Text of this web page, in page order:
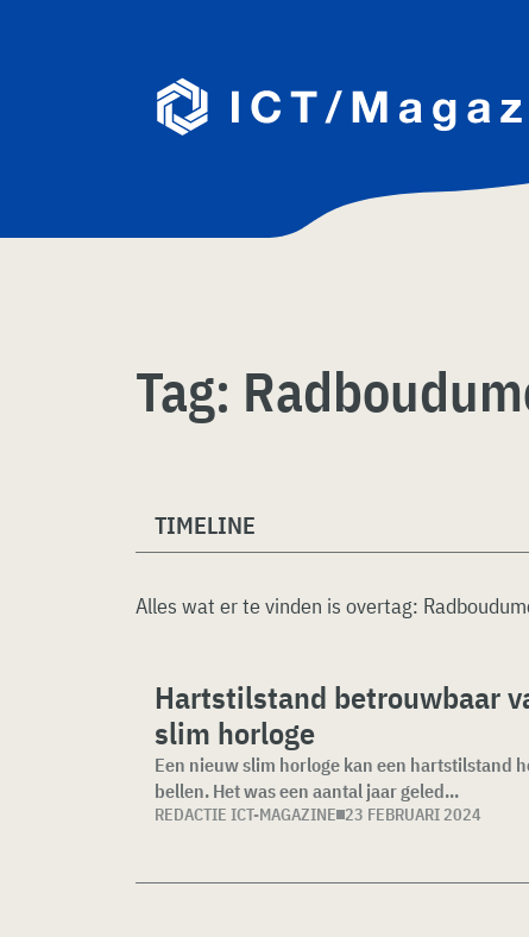
Tag:
TIMELINE
Alles wat er te vinden is overtag:
Hartstilstand betrouwbaar
slim horloge
Een nieuw slim horloge kan een hartstilstand
bellen. Het was een aantal jaar geled...
REDACTIE ICT-MAGAZINE 23 FEBRUARI 2024